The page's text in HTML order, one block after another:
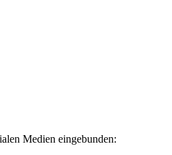
Medien eingebunden: